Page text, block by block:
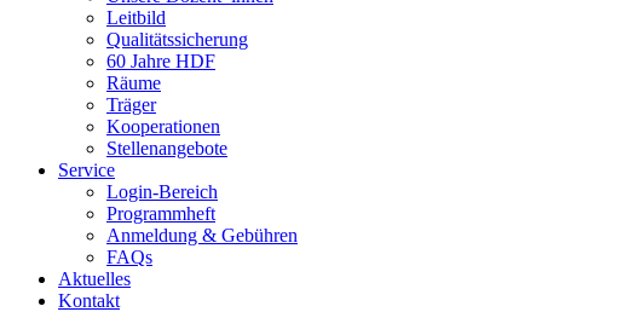
Leitbild
Qualitätssicherung
60 Jahre HDF
Räume
Träger
Kooperationen
Stellenangebote
Service
Login-Bereich
Programmheft
Anmeldung & Gebühren
FAQs
Aktuelles
Kontakt